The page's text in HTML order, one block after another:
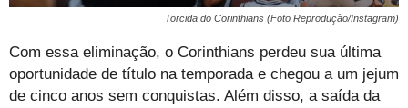
Torcida do Corinthians (Foto Reprodução/Instagram)
Com essa eliminação, o Corinthians perdeu sua última
oportunidade de título na temporada e chegou a um jejum
de cinco anos sem conquistas. Além disso, a saída da